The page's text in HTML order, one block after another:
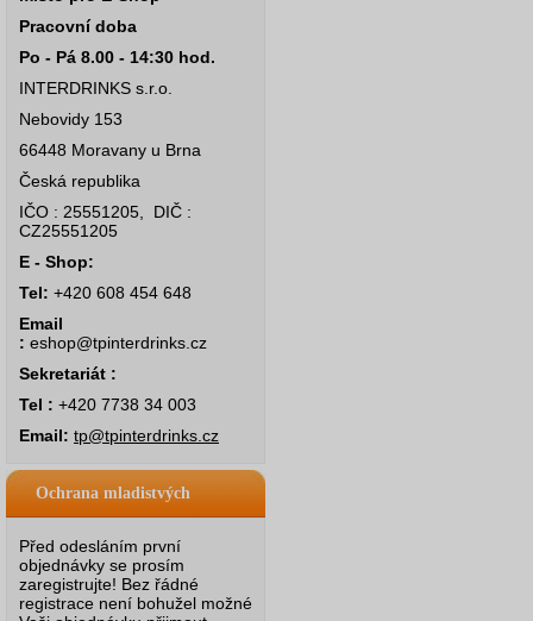
Pracovní doba
Po - Pá 8.00 - 14:30 hod.
INTERDRINKS s.r.o.
Nebovidy 153
66448 Moravany u Brna
Česká republika
IČO : 25551205, DIČ :
CZ25551205
E - Shop:
Tel: +420 608 454 648
Email
: eshop@tpinterdrinks.cz
Sekretariát :
Tel : +420 7738 34 003
Email: tp@tpinterdrinks.cz
Ochrana mladistvých
Před odesláním první
objednávky se prosím
zaregistrujte! Bez řádné
registrace není bohužel možné